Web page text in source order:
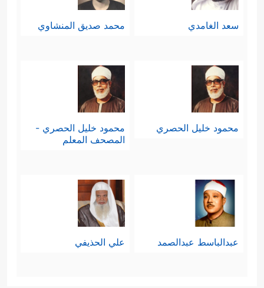
سعد الغامدي محمد صديق المنشاوي
محمود خليل الحصري
محمود خليل الحصري -
المصحف المعلم
عبدالباسط عبدالصمد علي الحذيفي